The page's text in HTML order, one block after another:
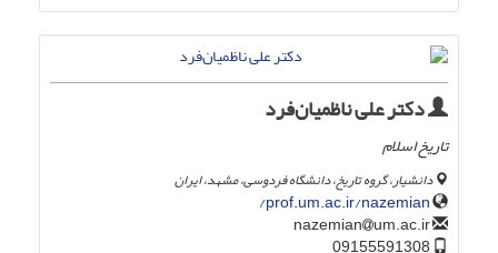
دکتر علی ناظمیان‌فرد
تاریخ اسلام
دانشیار، گروه تاریخ، دانشگاه فردوسی، مشهد، ایران
prof.um.ac.ir/nazemian/
um.ac.ir